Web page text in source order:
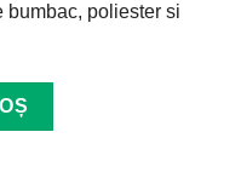
bumbac, poliester si
Touchscreen, One-